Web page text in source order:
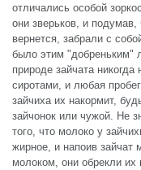
отличались особой
они зверьков, и подумав,
вернется, забрали с
было этим "добреньким"
природе зайчата никогда
сиротами, и любая
зайчиха их накормит,
зайчонок или чужой. Не
того, что молоко у
жирное, и напоив зайчат
молоком, они обрекли их